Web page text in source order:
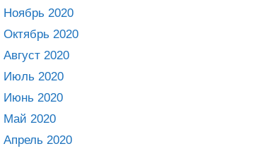
Ноябрь 2020
Октябрь 2020
Август 2020
Июль 2020
Июнь 2020
Май 2020
Апрель 2020